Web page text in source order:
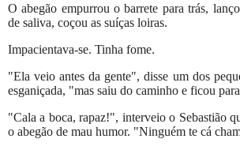
O abegão empurrou o barrete para trás,
de saliva, coçou as suíças loiras.
Impacientava-se. Tinha fome.
"Ela veio antes da gente", disse um dos
esganiçada, "mas saiu do caminho e ficou
"Cala a boca, rapaz!", interveio o Sebastião
o abegão de mau humor. "Ninguém te cá